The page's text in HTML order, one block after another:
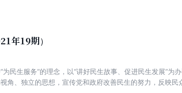
年19期）
“为民生服务”的理念，以“讲好民生故事、促进民生发展”
角、独立的思想，宣传党和政府改善民生的努力，反映民